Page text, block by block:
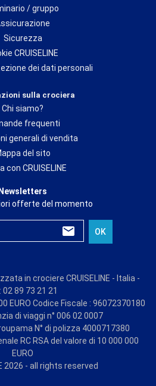
/ gruppo
Sicurezza
CRUISELINE
dei dati personali
sulla crociera
Chi siamo?
frequenti
generali di vendita
del sito
con CRUISELINE
Newsletters
offerte del momento
OK
in crociere CRUISELINE - Italia -
02 89 73 21 21
EURO Codice Fiscale : 96072370180
di viaggi n° 006 02 0007
N° di polizza 4000717380
RC RSA del valore di 10 000 000
EURO
2026 - all rights reserved